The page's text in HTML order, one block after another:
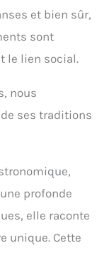
et bien sûr,
sont
le lien social.
nous
ses traditions
profonde
elle raconte
unique. Cette